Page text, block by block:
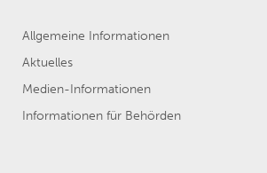
Allgemeine Informationen
Aktuelles
Medien-Informationen
Informationen für Behörden